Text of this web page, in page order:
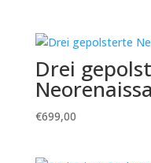
Drei
€699,00